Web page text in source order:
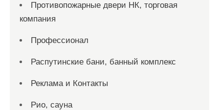
Противопожарные двери НК, торговая
компания
Профессионал
Распутинские бани, банный комплекс
Реклама и Контакты
Рио, сауна